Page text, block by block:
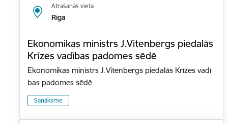
Atrašanās vieta
Rīga
Ekonomikas ministrs J.Vitenbergs piedalās
Krīzes vadības padomes sēdē
Ekonomikas ministrs J.Vitenbergs piedalās Krīzes vadī
bas padomes sēdē
Sanāksme